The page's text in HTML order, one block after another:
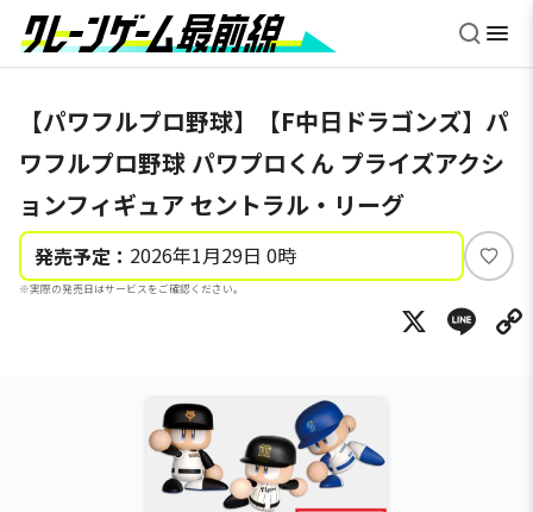
【パワフルプロ野球】【F中日ドラゴンズ】パ
ワフルプロ野球 パワプロくん プライズアクシ
ョンフィギュア セントラル・リーグ
発売予定： 2026年1月29日 0時
※実際の発売日はサービスをご確認ください。
い
ね
X